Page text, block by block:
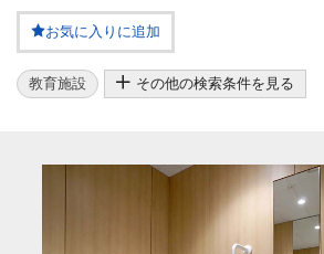
お気に入りに追加
教育施設 その他の検索条件を見る